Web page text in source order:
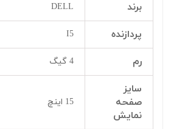
برند DELL
پردازنده I5
رم 4 گیگ
سایز
صفحه
نمایش
15 اینچ